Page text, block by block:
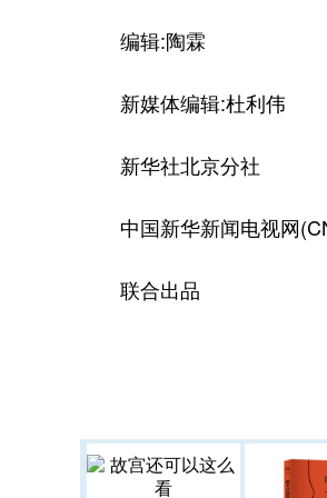
编辑:陶霖
新媒体编辑:杜利伟
新华社北京分社
中国新华新闻电视网
联合出品